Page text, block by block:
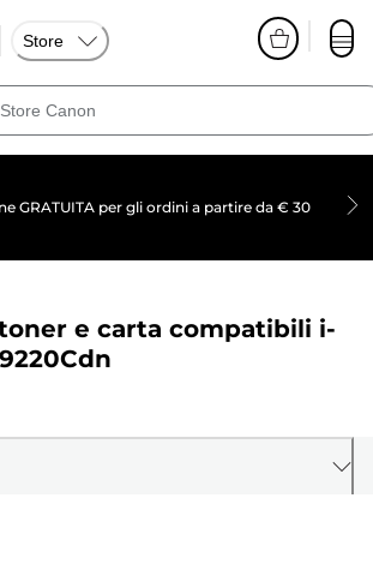
Store
GRATUITA per gli ordini a partire da € 30
e carta compatibili i-